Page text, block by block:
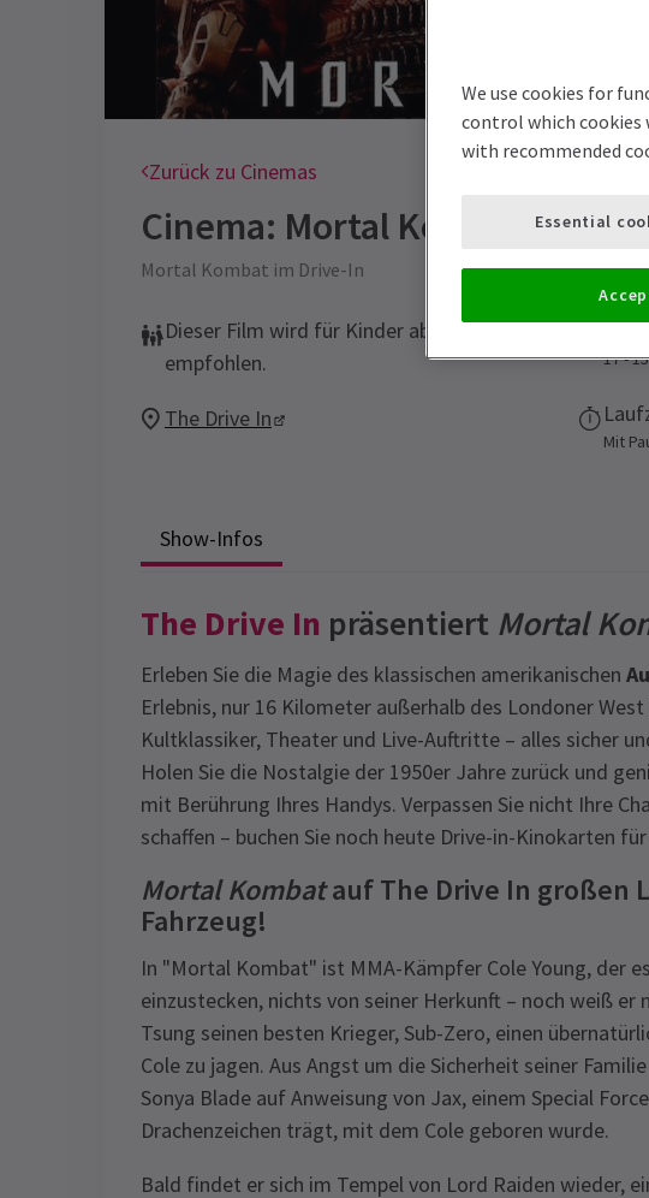
Zurück zu Cinemas
Cinema: Mortal Kombat
Mortal Kombat im Drive-In
Dieser Film wird für Kinder ab 15 Jahren
empfohlen.
17 -
The Drive In
Mit
Show-Infos
The Drive In präsentiert Mortal
Erleben Sie die Magie des klassischen amerikanischen
Erlebnis, nur 16 Kilometer außerhalb des Londoner
Kultklassiker, Theater und Live-Auftritte – alles sicher
Holen Sie die Nostalgie der 1950er Jahre zurück und
mit Berührung Ihres Handys. Verpassen Sie nicht Ihre
schaffen – buchen Sie noch heute Drive-in-Kinokarten für
Mortal Kombatauf The Drive In großen
Fahrzeug!
In "Mortal Kombat" ist MMA-Kämpfer Cole Young, der
einzustecken, nichts von seiner Herkunft – noch weiß
Tsung seinen besten Krieger, Sub-Zero, einen
Cole zu jagen. Aus Angst um die Sicherheit seiner
Sonya Blade auf Anweisung von Jax, einem Special
Drachenzeichen trägt, mit dem Cole geboren wurde.
Bald findet er sich im Tempel von Lord Raiden wieder,
We use cookies for
control which cookies
with recommended
Essential